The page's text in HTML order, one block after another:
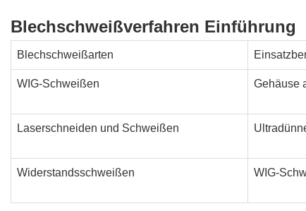
Blechschweißverfahren Einführung
Blechschweißarten
WIG-Schweißen Gehäuse
Laserschneiden und Schweißen
Widerstandsschweißen WIG-